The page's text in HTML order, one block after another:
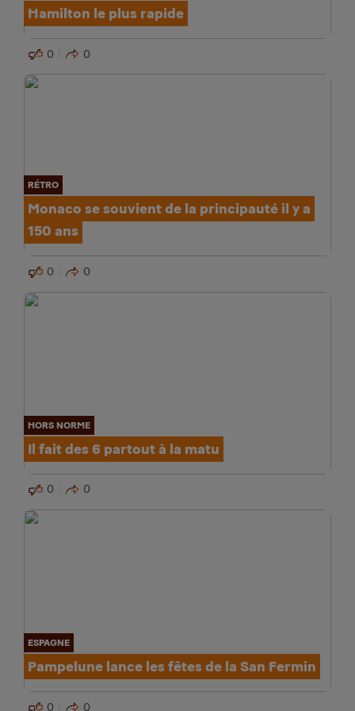
Hamilton le plus rapide
0 0
RÉTRO
Monaco se souvient de la principauté il y a
150 ans
0 0
HORS NORME
Il fait des 6 partout à la matu
0 0
ESPAGNE
Pampelune lance les fêtes de la San Fermin
0 0